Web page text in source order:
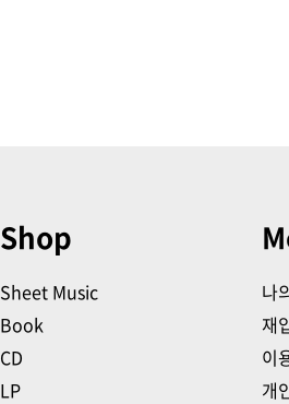
Shop
Sheet Music
Book
CD
LP
나
재
이
개